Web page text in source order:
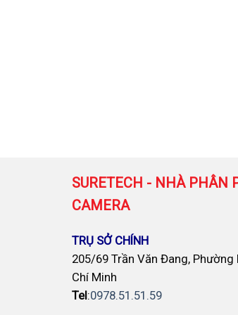
SURETECH - NHÀ PHÂN
CAMERA
TRỤ SỞ CHÍNH
205/69 Trần Văn Đang, Phường
Chí Minh
Tel:0978.51.51.59